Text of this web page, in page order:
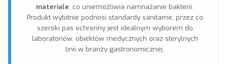
materiale, co uniemożliwia namnażanie bakterii.
Produkt wybitnie podnosi standardy sanitarne, przez co
szeroki pas ochronny jest idealnym wyborem do
laboratoriów, obiektów medycznych oraz sterylnych
linii w branży gastronomicznej.